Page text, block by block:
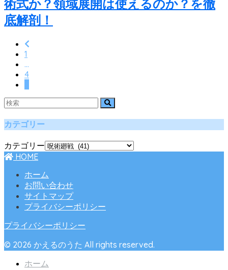
術式か？領域展開は使えるのか？を徹
底解剖！
1
…
4
カテゴリー
カテゴリー
HOME
ホーム
お問い合わせ
サイトマップ
プライバシーポリシー
プライバシーポリシー
© 2026 かえるのうた All rights reserved.
ホーム